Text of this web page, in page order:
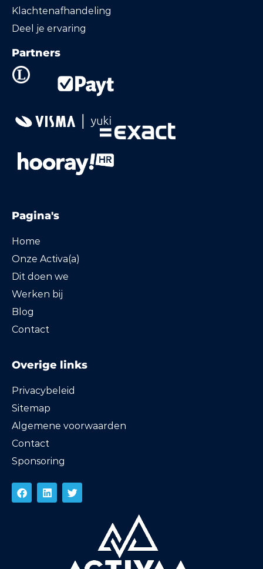
Klachtenafhandeling
Deel je ervaring
Partners
Pagina's
Home
Onze Activa(a)
Dit doen we
Werken bij
Blog
Contact
Overige links
Privacybeleid
Sitemap
Algemene voorwaarden
Contact
Sponsoring